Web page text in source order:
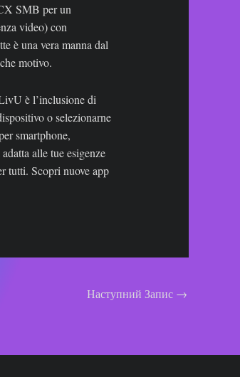
SMB per un
video) con
è una vera manna dal
motivo.
è l’inclusione di
o selezionarne
smartphone,
alle tue esigenze
tutti. Scopri nuove app
Наступний Запис →